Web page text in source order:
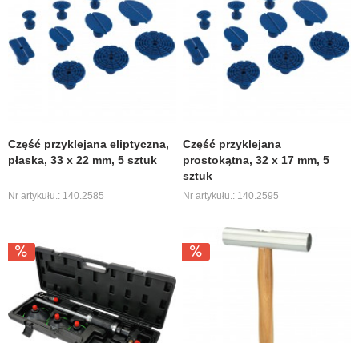
Część przyklejana eliptyczna,
płaska, 33 x 22 mm, 5 sztuk
Nr artykułu.: 140.2585
Część przyklejana
prostokątna, 32 x 17 mm, 5
sztuk
Nr artykułu.: 140.2595